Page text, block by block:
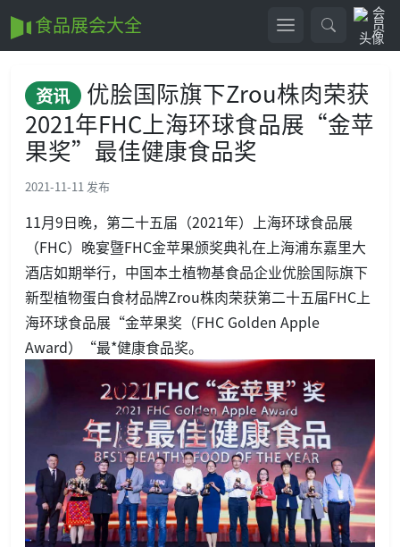
食品展会大全
资讯 优脍国际旗下Zrou株肉荣获
2021年FHC上海环球食品展“金苹
果奖”最佳健康食品奖
2021-11-11 发布
11月9日晚，第二十五届（2021年）上海环球食品展
（FHC）晚宴暨FHC金苹果颁奖典礼在上海浦东嘉里大
酒店如期举行，中国本土植物基食品企业优脍国际旗下
新型植物蛋白食材品牌Zrou株肉荣获第二十五届FHC上
海环球食品展“金苹果奖（FHC Golden Apple
Award）“最*健康食品奖。